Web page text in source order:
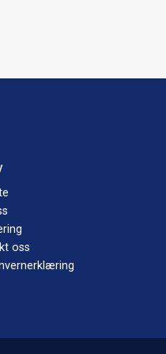
oss